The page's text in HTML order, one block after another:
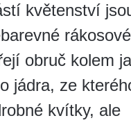
květenství
obruč kolem
jádra, ze
kvítky, ale